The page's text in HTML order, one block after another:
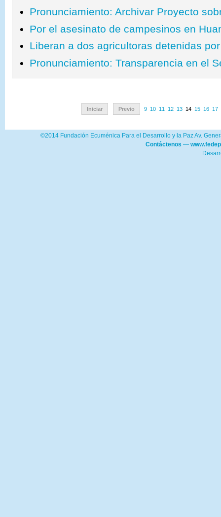
Pronunciamiento: Archivar Proyecto
Por el asesinato de campesinos en
Liberan a dos agricultoras detenidas
Pronunciamiento: Transparencia en el
Iniciar Previo 9 10 11 12 13 14 15 16 17
©2014 Fundación Ecuménica Para el Desarrollo y la Paz Av.
Contáctenos —